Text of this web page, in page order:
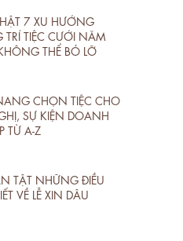
7 XU HƯỚNG
TRÍ TIỆC CƯỚI NĂM
THỂ BỎ LỠ
CHỌN TIỆC CHO
SỰ KIỆN DOANH
TỪ A-Z
TẬT NHỮNG ĐIỀU
VỀ LỄ XIN DÂU